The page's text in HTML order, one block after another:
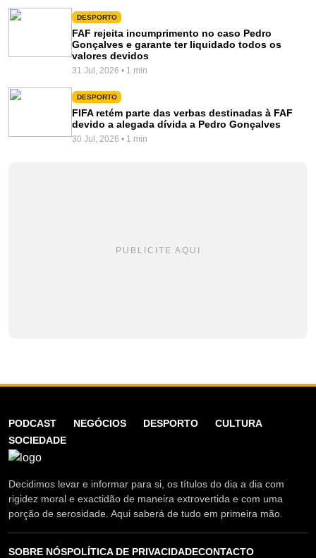
DESPORTO
FAF rejeita incumprimento no caso Pedro
Gonçalves e garante ter liquidado todos os
valores devidos
31 Jul, 2026 • 1 min
DESPORTO
FIFA retém parte das verbas destinadas à FAF
devido a alegada dívida a Pedro Gonçalves
30 Jul, 2026 • 1 min
PUBLICITE AQUI
PODCAST NEGÓCIOS DESPORTO
CULTURA
SOCIEDADE
Decidimos levar e informar para si, os títulos do dia a dia com
rigidez moral e exactidão de maneira extrovertida e com uma
porção de serosidade. Aqui saberá de tudo em primeira mão.
SOBRE NÓSPOLÍTICA DE PRIVACIDADECONTACTO